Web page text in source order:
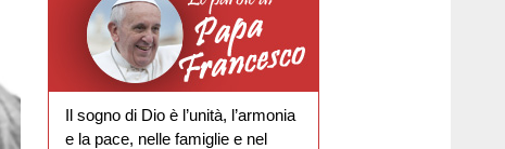
Il sogno di Dio è l’unità, l’armonia
e la pace, nelle famiglie e nel